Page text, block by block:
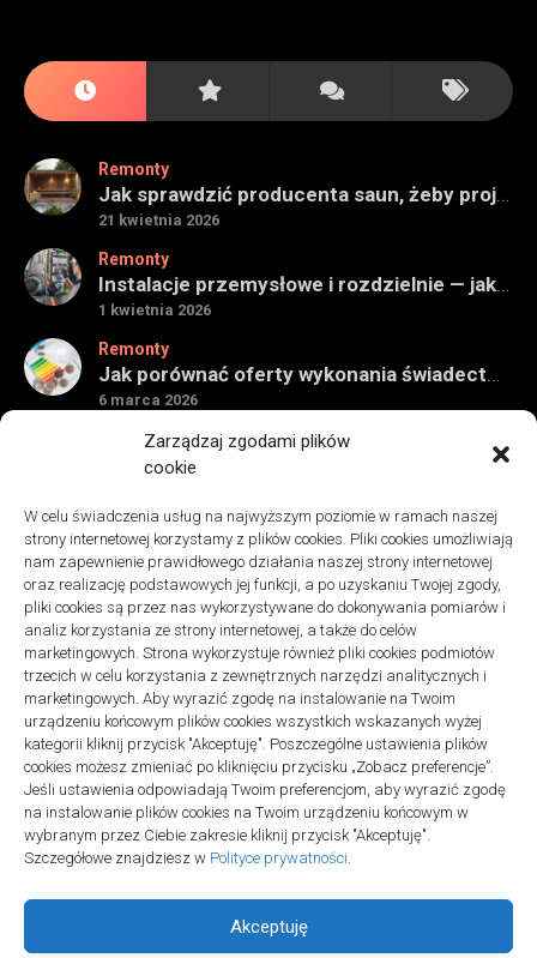
Zarządzaj zgodami plików
cookie
W celu świadczenia usług na najwyższym poziomie w ramach naszej
strony internetowej korzystamy z plików cookies. Pliki cookies umożliwiają
nam zapewnienie prawidłowego działania naszej strony internetowej
oraz realizację podstawowych jej funkcji, a po uzyskaniu Twojej zgody,
pliki cookies są przez nas wykorzystywane do dokonywania pomiarów i
analiz korzystania ze strony internetowej, a także do celów
marketingowych. Strona wykorzystuje również pliki cookies podmiotów
trzecich w celu korzystania z zewnętrznych narzędzi analitycznych i
marketingowych. Aby wyrazić zgodę na instalowanie na Twoim
urządzeniu końcowym plików cookies wszystkich wskazanych wyżej
kategorii kliknij przycisk "Akceptuję". Poszczególne ustawienia plików
cookies możesz zmieniać po kliknięciu przycisku „Zobacz preferencje”.
Jeśli ustawienia odpowiadają Twoim preferencjom, aby wyrazić zgodę
na instalowanie plików cookies na Twoim urządzeniu końcowym w
wybranym przez Ciebie zakresie kliknij przycisk "Akceptuję".
Szczegółowe znajdziesz w Polityce prywatności.
Akceptuję
Remonty
Jak sprawdzić producenta saun, żeby projekt miał sens na lata
21 kwietnia 2026
Remonty
Instalacje przemysłowe i rozdzielnie — jak ocenić wykonawcę do obiektu technicznego
1 kwietnia 2026
Remonty
Jak porównać oferty wykonania świadectwa energetycznego bez wpadek
6 marca 2026
Remonty
Znaczenie detali montażowych w codziennej pracy technicznej
Remonty
Podłogi winylowe – jakie mają zalety w porównaniu z drewnianymi
2 listopada 2025
Polityka plików cookies (EU)|Polityka prywatności